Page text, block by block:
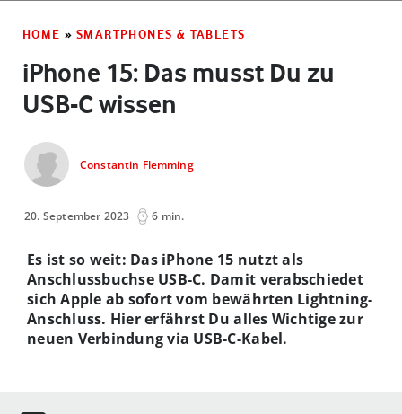
HOME » SMARTPHONES & TABLETS
iPhone 15: Das musst Du zu
USB-C wissen
Constantin Flemming
20. September 2023 6 min.
Es ist so weit: Das iPhone 15 nutzt als
Anschlussbuchse USB-C. Damit verabschiedet
sich Apple ab sofort vom bewährten Lightning-
Anschluss. Hier erfährst Du alles Wichtige zur
neuen Verbindung via USB-C-Kabel.